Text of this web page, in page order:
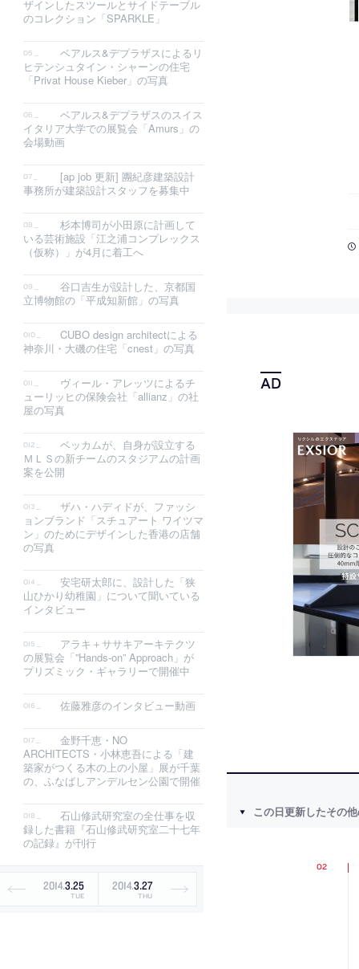
ザインしたスツールとサイドテーブル
のコレクション「SPARKLE」
ベアルス&デプラザスによるリ
ヒテンシュタイン・シャーンの住宅
「Privat House Kieber」の写真
ベアルス&デプラザスのスイス
イタリア大学での展覧会「Amurs」の
会場動画
[ap job 更新] 團紀彦建築設計
事務所が建築設計スタッフを募集中
杉本博司が小田原に計画して
いる芸術施設「江之浦コンプレックス
（仮称）」が4月に着工へ
谷口吉生が設計した、京都国
立博物館の「平成知新館」の写真
CUBO design architectによる
神奈川・大磯の住宅「cnest」の写真
ヴィール・アレッツによるチ
ューリッヒの保険会社「allianz」の社
屋の写真
ベッカムが、自身が設立する
ＭＬＳの新チームのスタジアムの計画
案を公開
ザハ・ハディドが、ファッシ
ョンブランド「スチュアート ワイツマ
ン」のためにデザインした香港の店舗
の写真
安宅研太郎に、設計した「狭
山ひかり幼稚園」について聞いている
インタビュー
アラキ＋ササキアーキテクツ
の展覧会「”Hands-on” Approach」が
プリズミック・ギャラリーで開催中
佐藤雅彦のインタビュー動画
金野千恵・NO
ARCHITECTS・小林恵吾による「建
築家がつくる木の上の小屋」展が千葉
の、ふなばしアンデルセン公園で開催
石山修武研究室の全仕事を収
録した書籍『石山修武研究室二十七年
の記録』が刊行
2014.3.25
TUE
2014.3.27
THU
この日更新したその